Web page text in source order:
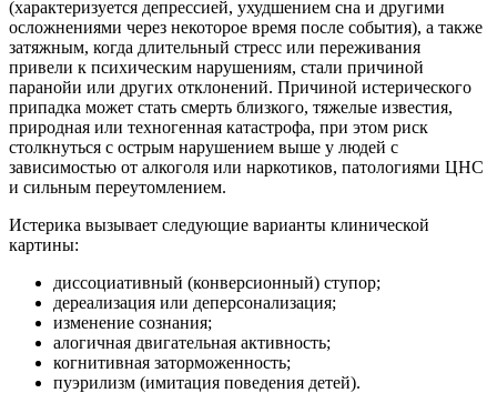
(характеризуется депрессией, ухудшением сна и другими
осложнениями через некоторое время после события), а также
затяжным, когда длительный стресс или переживания
привели к психическим нарушениям, стали причиной
паранойи или других отклонений. Причиной истерического
припадка может стать смерть близкого, тяжелые известия,
природная или техногенная катастрофа, при этом риск
столкнуться с острым нарушением выше у людей с
зависимостью от алкоголя или наркотиков, патологиями ЦНС
и сильным переутомлением.
Истерика вызывает следующие варианты клинической
картины:
диссоциативный (конверсионный) ступор;
дереализация или деперсонализация;
изменение сознания;
алогичная двигательная активность;
когнитивная заторможенность;
пуэрилизм (имитация поведения детей).